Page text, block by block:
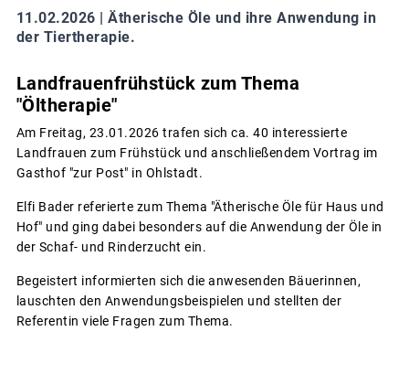
11.02.2026 | Ätherische Öle und ihre Anwendung in
der Tiertherapie.
Landfrauenfrühstück zum Thema
"Öltherapie"
Am Freitag, 23.01.2026 trafen sich ca. 40 interessierte
Landfrauen zum Frühstück und anschließendem Vortrag im
Gasthof "zur Post" in Ohlstadt.
Elfi Bader referierte zum Thema "Ätherische Öle für Haus und
Hof" und ging dabei besonders auf die Anwendung der Öle in
der Schaf- und Rinderzucht ein.
Begeistert informierten sich die anwesenden Bäuerinnen,
lauschten den Anwendungsbeispielen und stellten der
Referentin viele Fragen zum Thema.